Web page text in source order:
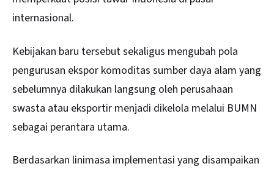
internasional.
Kebijakan baru tersebut sekaligus mengubah pola
pengurusan ekspor komoditas sumber daya alam yang
sebelumnya dilakukan langsung oleh perusahaan
swasta atau eksportir menjadi dikelola melalui BUMN
sebagai perantara utama.
Berdasarkan linimasa implementasi yang disampaikan